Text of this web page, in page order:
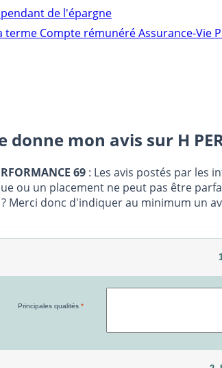
de l'épargne
terme Compte rémunéréAssurance-Vie
donne mon avis sur H
69 : Les avis postés par les
ou un placement ne peut pas être
Merci donc d'indiquer au minimum un
Principales qualités *